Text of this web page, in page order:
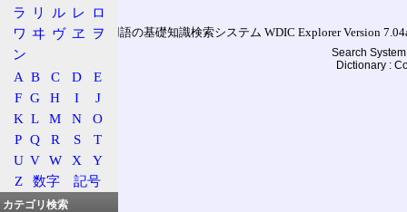
通信用語の基礎知識検索システム WDIC Explorer Version
Search
Dictionary :
ラ
リ ル レ ロ
ワ ヰ ヴ ヱ
ヲ
ン
A B C D
E
F G H I
J
K L M N
O
P Q R S
T
U V W X
Y
Z
数字 記号
カテゴリ検索